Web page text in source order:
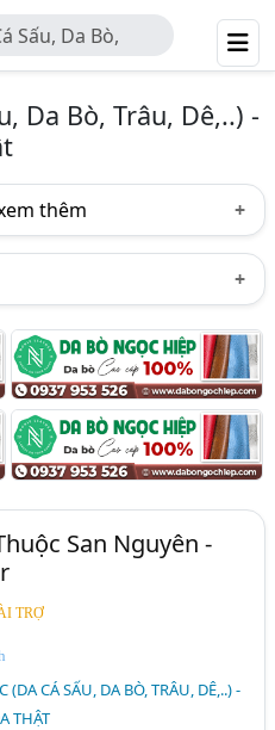
Sấu, Da Bò,
Liệu Da Thật
Da Bò, Trâu, Dê,..) -
thêm
May Mặc (881)
Lưng,.) - Sản Xuất Và Bán
Lô, Túi Xách, Vali (100)
Giày Dép, Sofa,..) (63)
Nhập Khẩu (36)
Đồng Nai
Vĩnh Phúc
San Nguyên -
TRỢ
(DA CÁ SẤU, DA BÒ, TRÂU, DÊ,..) -
THẬT